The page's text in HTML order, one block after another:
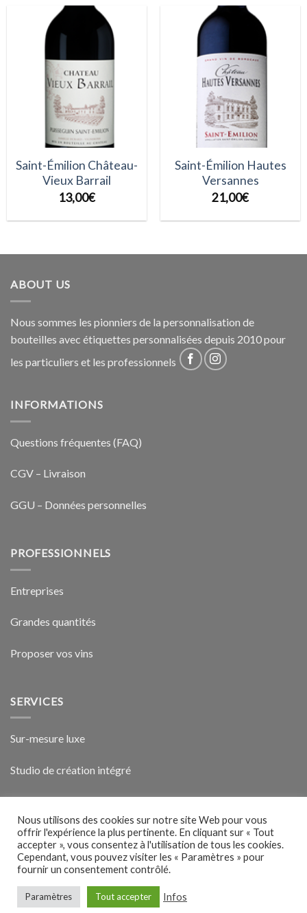
Saint-Émilion Château-
Vieux Barrail
13,00€
Saint-Émilion Hautes
Versannes
21,00€
ABOUT US
Nous sommes les pionniers de la personnalisation de
bouteilles avec étiquettes personnalisées depuis 2010 pour
les particuliers et les professionnels
INFORMATIONS
Questions fréquentes (FAQ)
CGV – Livraison
GGU – Données personnelles
PROFESSIONNELS
Entreprises
Grandes quantités
Proposer vos vins
SERVICES
Sur-mesure luxe
Studio de création intégré
Vin-vidéo exclusive
CADEAUX D’ENTREPRISE
Copyright 2026 ©Stile Libero Communication
Nous utilisons des cookies sur notre site Web pour vous
offrir l'expérience la plus pertinente. En cliquant sur « Tout
accepter », vous consentez à l'utilisation de tous les cookies.
Cependant, vous pouvez visiter les « Paramètres » pour
fournir un consentement contrôlé.
Paramètres Tout accepter Infos